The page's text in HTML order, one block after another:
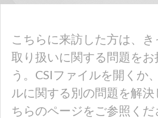
こちらに来訪した方は、き
取り扱いに関する問題をお
う。CSIファイルを開くか
ルに関する別の問題を解決
ちらのページをご参照くだ